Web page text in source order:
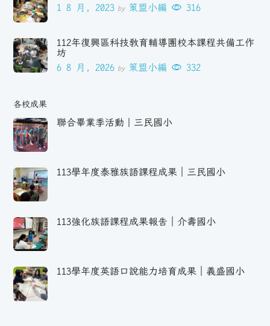
1 8 月, 2023 by 策盟小編 316
112年復興區科技教育輔導團校本課程共備工作
坊
6 8 月, 2026 by 策盟小編 332
各校成果
聯合畢業季活動｜三民國小
113學年度泰雅族語課程成果｜三民國小
113強化族語課程成果報告｜介壽國小
113學年度英語口說能力培育成果｜義盛國小